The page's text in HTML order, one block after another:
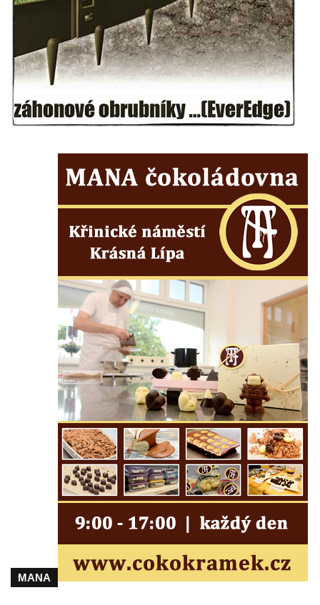
Socha Faun s medvíďaty v ZOO Dresden
Socha divokého prasete před vstupem do
ZOO Dresden
Socha světce severně od Lužce nad
Vltavou
Pamětní kámen revitalizace Vltavy Vraňany
Strom svobody a památník 100 let republiky
a 30. výročí listopadu 1989 v Hrobčicích
Sochy „Klaun a dívenka“ v parku v centru
Socha svatého Antonína poustevníka v
Mirošovicích
Socha vodníka u požární nádrže v
Mirošovicích
Socha býka před areálem firmy 2JCP v
Račicích
Povodňový sloup II. v Dobříni
Povodňový sloup I. v Dobříni
Pamětní kámen vodního díla Josefův Důl
Socha svatého Floriána na domě čp. 3 v
Oparnu
Socha svaté Anny u domu čp. 3 v Oparnu
Lavička Václava Havla v Pardubicích
Lavička Václava Havla v Krásné Lípě
MANA